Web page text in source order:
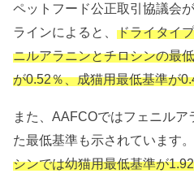
ペットフード公正取引協議会
ラインによると、ドライタイ
ニルアラニンとチロシンの最
が0.52％、成猫用最低基準が
また、AAFCOではフェニル
た最低基準も示されています
シンでは幼猫用最低基準が